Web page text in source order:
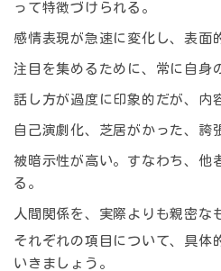
って特徴づけられる。
感情表現が急速に変化し、表面
注目を集めるために、常に自身
話し方が過度に印象的だが、内
自己演劇化、芝居がかった、誇
被暗示性が高い。すなわち、他
る。
人間関係を、実際よりも親密な
それぞれの項目について、具体
いきましょう。